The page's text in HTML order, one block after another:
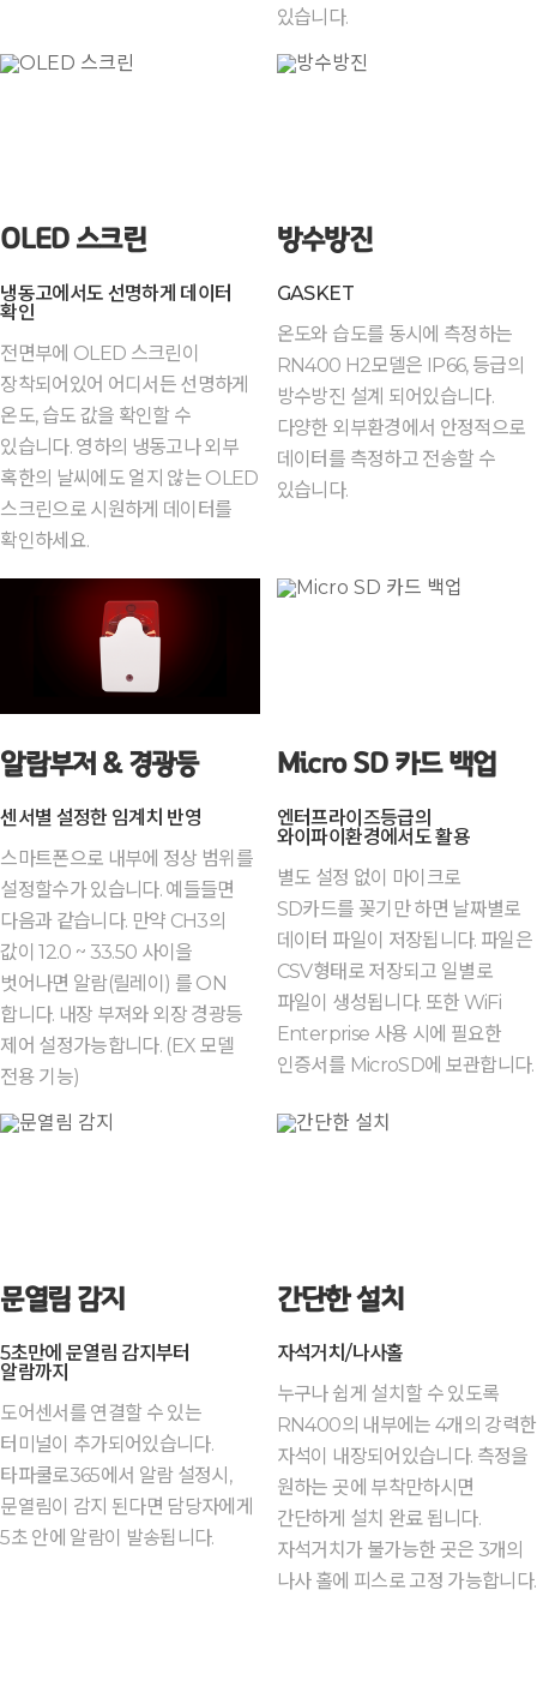
있습니다.
OLED 스크린
냉동고에서도 선명하게 데이터
확인
전면부에 OLED 스크린이
장착되어있어 어디서든 선명하게
온도, 습도 값을 확인할 수
있습니다. 영하의 냉동고나 외부
혹한의 날씨에도 얼지 않는 OLED
스크린으로 시원하게 데이터를
확인하세요.
방수방진
GASKET
온도와 습도를 동시에 측정하는
RN400 H2모델은 IP66, 등급의
방수방진 설계 되어있습니다.
다양한 외부환경에서 안정적으로
데이터를 측정하고 전송할 수
있습니다.
알람부저 & 경광등
센서별 설정한 임계치 반영
스마트폰으로 내부에 정상 범위를
설정할수가 있습니다. 예들들면
다음과 같습니다. 만약 CH3의
값이 12.0 ~ 33.50 사이을
벗어나면 알람(릴레이) 를 ON
합니다. 내장 부져와 외장 경광등
제어 설정가능합니다. (EX 모델
전용 기능)
Micro SD 카드 백업
엔터프라이즈등급의
와이파이환경에서도 활용
별도 설정 없이 마이크로
SD카드를 꽂기만 하면 날짜별로
데이터 파일이 저장됩니다. 파일은
CSV형태로 저장되고 일별로
파일이 생성됩니다. 또한 WiFi
Enterprise 사용 시에 필요한
인증서를 MicroSD에 보관합니다.
문열림 감지
5초만에 문열림 감지부터
알람까지
도어센서를 연결할 수 있는
터미널이 추가되어있습니다.
타파쿨로365에서 알람 설정시,
문열림이 감지 된다면 담당자에게
5초 안에 알람이 발송됩니다.
간단한 설치
자석거치/나사홀
누구나 쉽게 설치할 수 있도록
RN400의 내부에는 4개의 강력한
자석이 내장되어있습니다. 측정을
원하는 곳에 부착만하시면
간단하게 설치 완료 됩니다.
자석거치가 불가능한 곳은 3개의
나사 홀에 피스로 고정 가능합니다.